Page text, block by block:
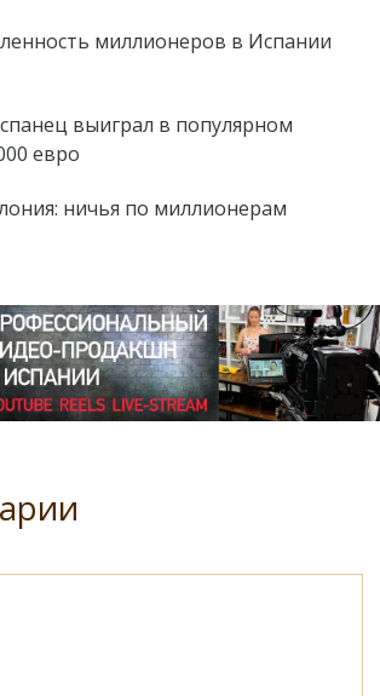
миллионеров в Испании
выиграл в популярном
евро
ничья по миллионерам